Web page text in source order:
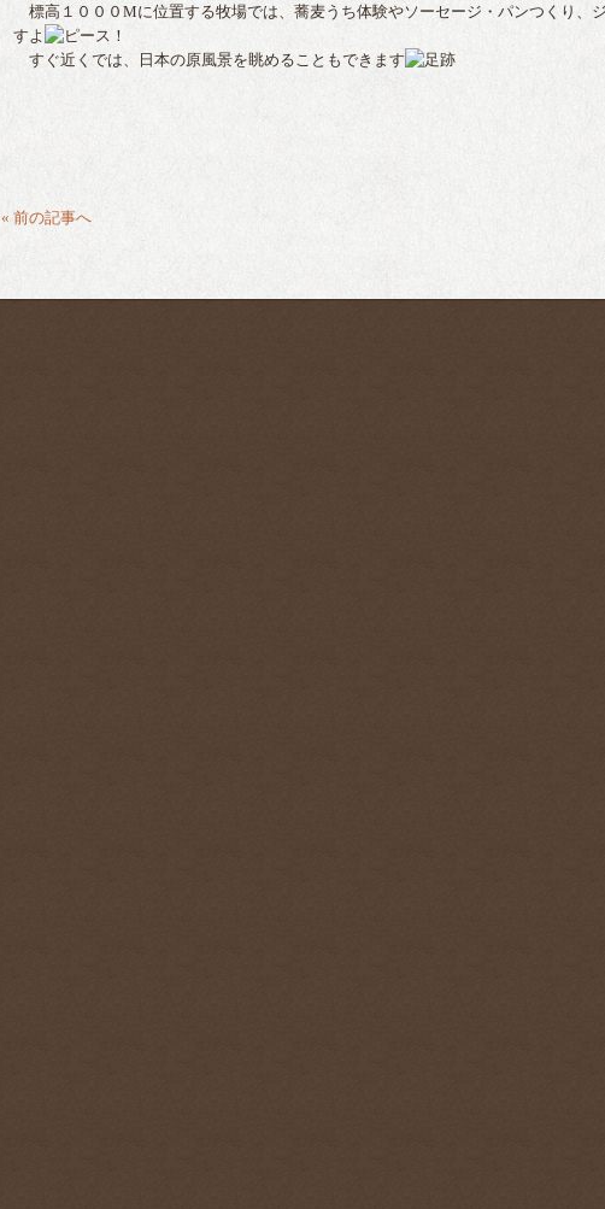
標高１０００Mに位置する牧場では、蕎麦うち体験やソーセージ・パンつくり、
すよ
すぐ近くでは、日本の原風景を眺めることもできます
« 前の記事へ